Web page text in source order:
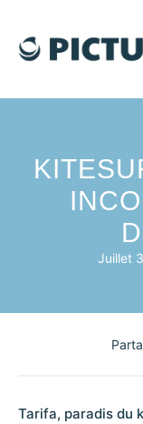
Juillet
Tarifa, paradis du